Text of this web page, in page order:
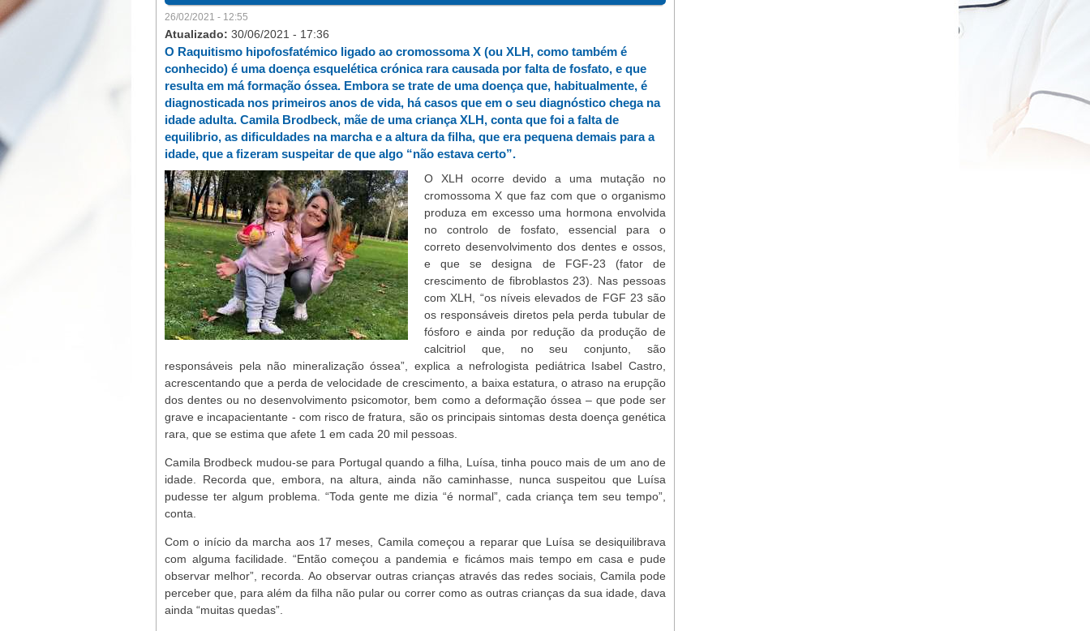
26/02/2021 - 12:55
Atualizado: 30/06/2021 - 17:36
O Raquitismo hipofosfatémico ligado ao cromossoma X (ou XLH, como também é
conhecido) é uma doença esquelética crónica rara causada por falta de fosfato, e que
resulta em má formação óssea. Embora se trate de uma doença que, habitualmente, é
diagnosticada nos primeiros anos de vida, há casos que em o seu diagnóstico chega na
idade adulta. Camila Brodbeck, mãe de uma criança XLH, conta que foi a falta de
equilibrio, as dificuldades na marcha e a altura da filha, que era pequena demais para a
idade, que a fizeram suspeitar de que algo “não estava certo”.
O XLH ocorre devido a uma mutação no
cromossoma X que faz com que o organismo
produza em excesso uma hormona envolvida
no controlo de fosfato, essencial para o
correto desenvolvimento dos dentes e ossos,
e que se designa de FGF-23 (fator de
crescimento de fibroblastos 23). Nas pessoas
com XLH, “os níveis elevados de FGF 23 são
os responsáveis diretos pela perda tubular de
fósforo e ainda por redução da produção de
calcitriol que, no seu conjunto, são
responsáveis pela não mineralização óssea”, explica a nefrologista pediátrica Isabel Castro,
acrescentando que a perda de velocidade de crescimento, a baixa estatura, o atraso na erupção
dos dentes ou no desenvolvimento psicomotor, bem como a deformação óssea – que pode ser
grave e incapacientante - com risco de fratura, são os principais sintomas desta doença genética
rara, que se estima que afete 1 em cada 20 mil pessoas.
Camila Brodbeck mudou-se para Portugal quando a filha, Luísa, tinha pouco mais de um ano de
idade. Recorda que, embora, na altura, ainda não caminhasse, nunca suspeitou que Luísa
pudesse ter algum problema. “Toda gente me dizia “é normal”, cada criança tem seu tempo”,
conta.
Com o início da marcha aos 17 meses, Camila começou a reparar que Luísa se desiquilibrava
com alguma facilidade. “Então começou a pandemia e ficámos mais tempo em casa e pude
observar melhor”, recorda. Ao observar outras crianças através das redes sociais, Camila pode
perceber que, para além da filha não pular ou correr como as outras crianças da sua idade, dava
ainda “muitas quedas”.